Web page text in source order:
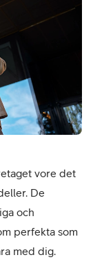
vore det
De
och
perfekta som
med dig.